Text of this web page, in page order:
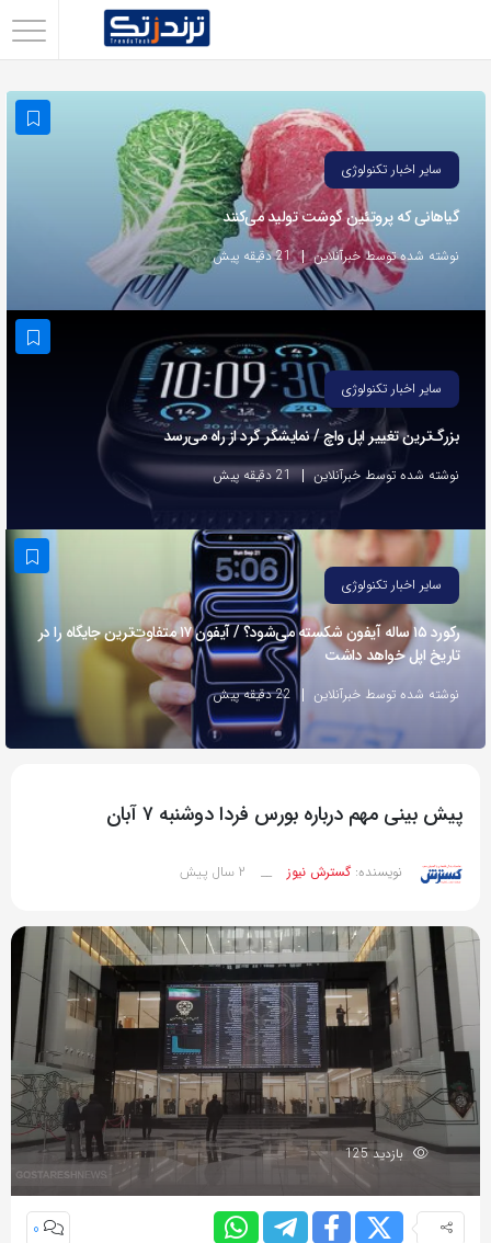
استفاده
روش‌های
زیر
این
دوستان
خود
اشتراک
بگذارید.
کپی
لینک
سایر اخبار تکنولوژی
گیاهانی که پروتئین گوشت تولید می‌کنند
نوشته شده توسط خبرآنلاین 21 دقیقه پیش
سایر اخبار تکنولوژی
بزرگ‌ترین تغییر اپل واچ / نمایشگر گرد از راه می‌رسد
نوشته شده توسط خبرآنلاین 21 دقیقه پیش
سایر اخبار تکنولوژی
رکورد ۱۵ ساله آیفون شکسته می‌شود؟ / آیفون ۱۷ متفاوت‌ترین جایگاه را در
تاریخ اپل خواهد داشت
نوشته شده توسط خبرآنلاین 22 دقیقه پیش
پیش بینی مهم درباره بورس فردا دوشنبه ۷ آبان
نویسنده: گسترش نیوز __ 2 سال پیش
بازدید 125
0